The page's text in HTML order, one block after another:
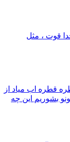
قوت ، مثل
قطره اب میاد از
بشوریم این چه